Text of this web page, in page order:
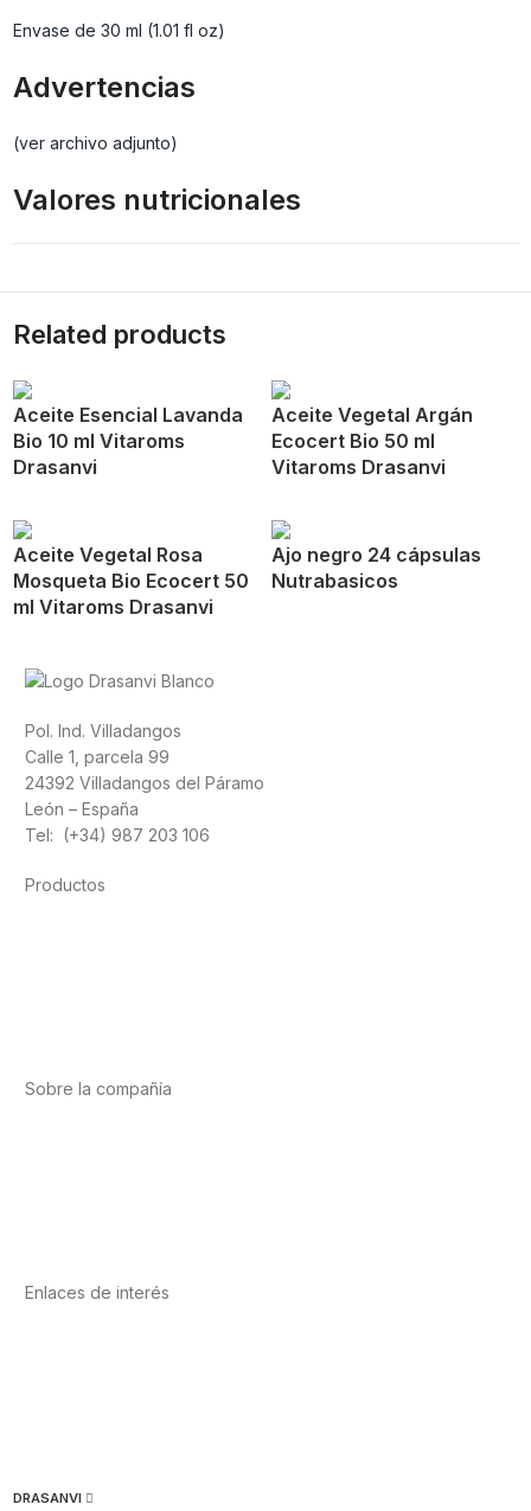
Envase de 30 ml (1.01 fl oz)
Advertencias
(ver archivo adjunto)
Valores nutricionales
Related products
Aceite Esencial Lavanda
Bio 10 ml Vitaroms
Drasanvi
Aceite Vegetal Argán
Ecocert Bio 50 ml
Vitaroms Drasanvi
Aceite Vegetal Rosa
Mosqueta Bio Ecocert 50
ml Vitaroms Drasanvi
Ajo negro 24 cápsulas
Nutrabasicos
Pol. Ind. Villadangos
Calle 1, parcela 99
24392 Villadangos del Páramo
León – España
Tel: (+34) 987 203 106
Productos
Sobre la compañía
Enlaces de interés
DRASANVI